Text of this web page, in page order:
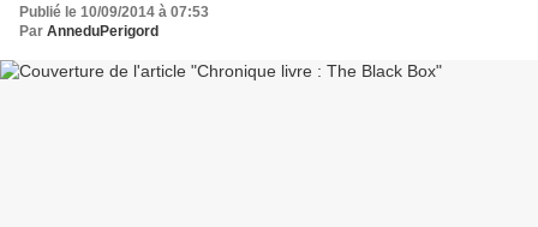
Publié le 10/09/2014 à 07:53
Par AnneduPerigord